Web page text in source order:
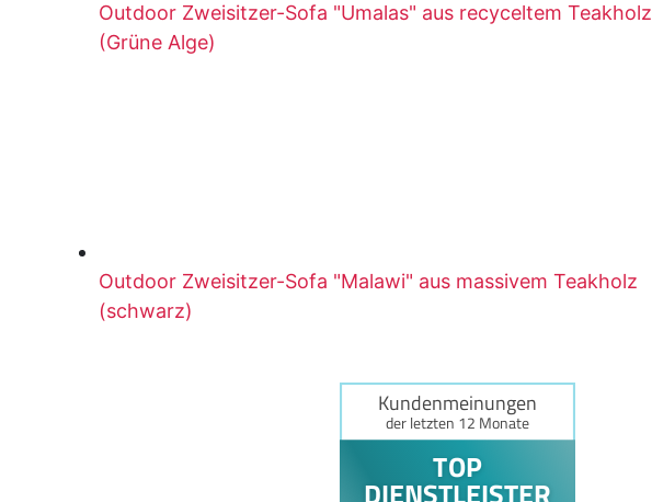
Outdoor Zweisitzer-Sofa "Umalas" aus recyceltem Teakholz
(Grüne Alge)
Outdoor Zweisitzer-Sofa "Malawi" aus massivem Teakholz
(schwarz)